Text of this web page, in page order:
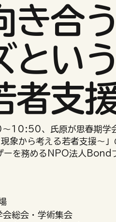
き合
とい
者支
、氏原が思春期学会
象から考える若者支援〜
ーを務めるNPO法人Bond
総会・学術集会